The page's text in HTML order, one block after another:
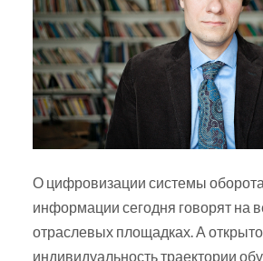
О цифровизации системы
информации сегодня говорят на
отраслевых площадках. А
индивидуальность траектории